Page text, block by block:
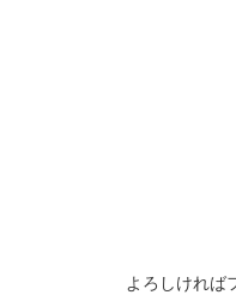
よろしければ